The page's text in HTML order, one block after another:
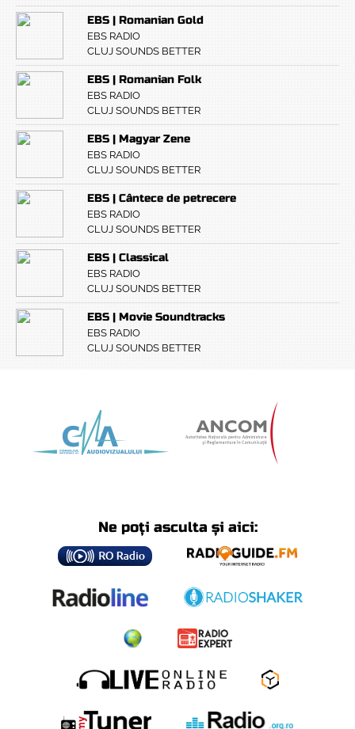
EBS | Romanian Gold
EBS RADIO
CLUJ SOUNDS BETTER
EBS | Romanian Folk
EBS RADIO
CLUJ SOUNDS BETTER
EBS | Magyar Zene
EBS RADIO
CLUJ SOUNDS BETTER
EBS | Cântece de petrecere
EBS RADIO
CLUJ SOUNDS BETTER
EBS | Classical
EBS RADIO
CLUJ SOUNDS BETTER
EBS | Movie Soundtracks
EBS RADIO
CLUJ SOUNDS BETTER
Ne poți asculta și aici: